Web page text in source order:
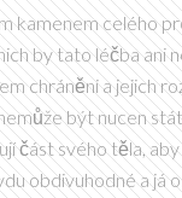
kamenem celého
by tato léčba ani
chráněni a jejich
být nucen
část svého těla,
obdivuhodné a já